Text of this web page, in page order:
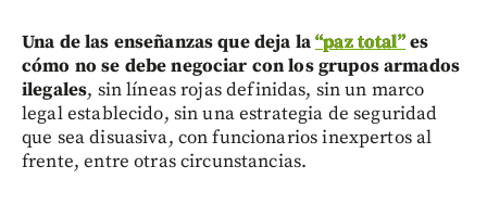
Una de las enseñanzas que deja la“paz total”es
cómo no se debe negociar con los grupos armados
ilegales, sin líneas rojas definidas, sin un marco
legal establecido, sin una estrategia de seguridad
que sea disuasiva, con funcionarios inexpertos al
frente, entre otras circunstancias.